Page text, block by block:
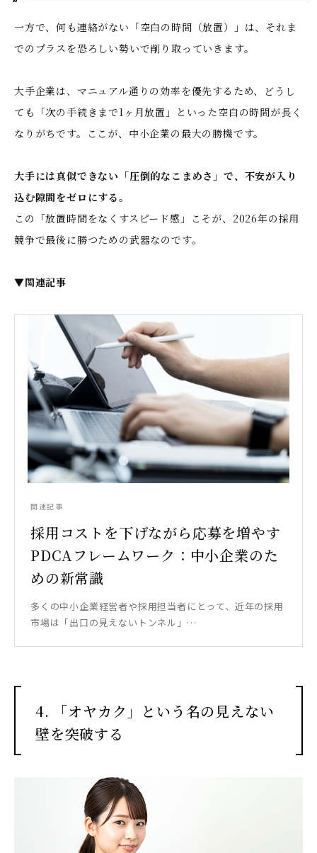
一方で、何も連絡がない「空白の時間（放置）」は、それま
でのプラスを恐ろしい勢いで削り取っていきます。
大手企業は、マニュアル通りの効率を優先するため、どうし
ても「次の手続きまで1ヶ月放置」といった空白の時間が長く
なりがちです。ここが、中小企業の最大の勝機です。
大手には真似できない「圧倒的なこまめさ」で、不安が入り
込む隙間をゼロにする。
この「放置時間をなくすスピード感」こそが、2026年の採用
競争で最後に勝つための武器なのです。
▼関連記事
関連記事
採用コストを下げながら応募を増やす
PDCAフレームワーク：中小企業のた
めの新常識
多くの中小企業経営者や採用担当者にとって、近年の採用
市場は「出口の見えないトンネル」…
4. 「オヤカク」という名の見えない
壁を突破する